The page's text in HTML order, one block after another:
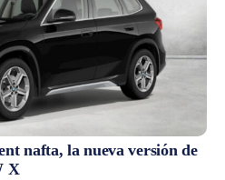
nafta, la nueva versión de
X